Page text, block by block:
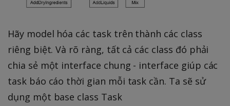
Hãy model hóa các task trên thành các class
riêng biệt. Và rõ ràng, tất cả các class đó phải
chia sẻ một interface chung - interface giúp các
task báo cáo thời gian mỗi task cần. Ta sẽ sử
dụng một base class Task